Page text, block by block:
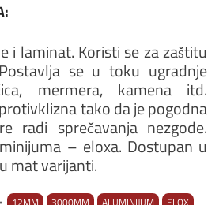
i laminat. Koristi se za zaštitu
se u toku ugradnje
mermera, kamena itd.
tako da je pogodna
radi sprečavanja nezgode.
– eloxa. Dostupan u
mat varijanti.